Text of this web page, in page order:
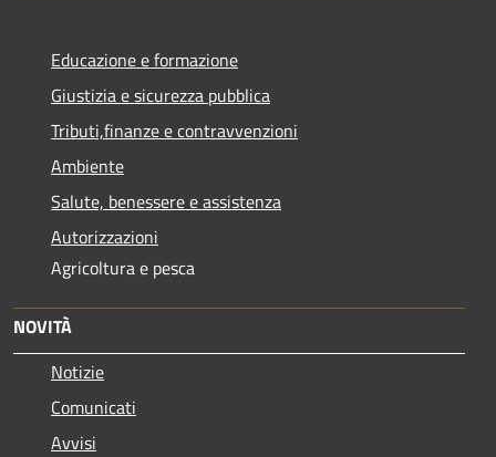
Educazione e formazione
Giustizia e sicurezza pubblica
Tributi,finanze e contravvenzioni
Ambiente
Salute, benessere e assistenza
Autorizzazioni
Agricoltura e pesca
NOVITÀ
Notizie
Comunicati
Avvisi